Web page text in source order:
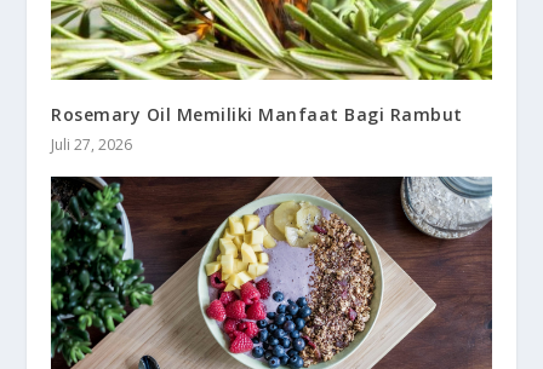
Rosemary Oil Memiliki Manfaat Bagi Rambut
Juli 27, 2026